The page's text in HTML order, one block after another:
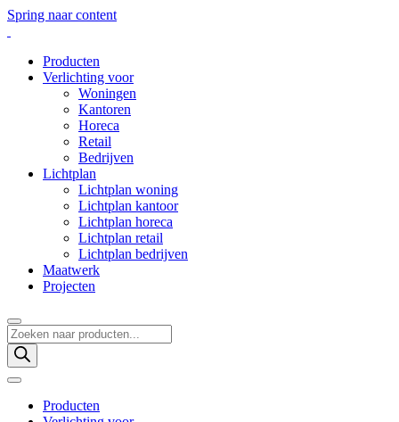
Spring naar content
Producten
Verlichting voor
Woningen
Kantoren
Horeca
Retail
Bedrijven
Lichtplan
Lichtplan woning
Lichtplan kantoor
Lichtplan horeca
Lichtplan retail
Lichtplan bedrijven
Maatwerk
Projecten
Producten
zoeken
Producten